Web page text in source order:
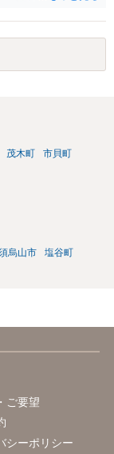
茂木町
市貝町
烏山市
塩谷町
ご要望
シーポリシー